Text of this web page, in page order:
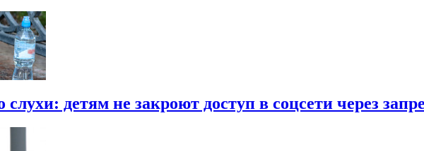
детям не закроют доступ в соцсети через